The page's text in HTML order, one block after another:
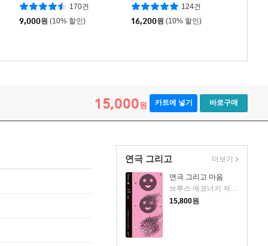
170건
9,000원 (10% 할인)
124건
16,200원 (10% 할인)
15,000원 카트에 넣기 바로구매
연극 그리고
연극 그리고 마음
15,800원
더보기